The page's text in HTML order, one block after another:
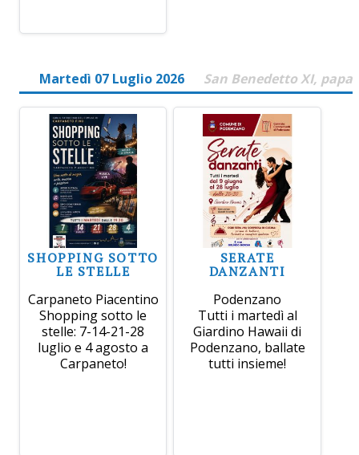
Martedì 07 Luglio 2026 San Benedetto XI, papa
SHOPPING SOTTO
LE STELLE
Carpaneto Piacentino
Shopping sotto le
stelle: 7-14-21-28
luglio e 4 agosto a
Carpaneto!
SERATE
DANZANTI
Podenzano
Tutti i martedì al
Giardino Hawaii di
Podenzano, ballate
tutti insieme!